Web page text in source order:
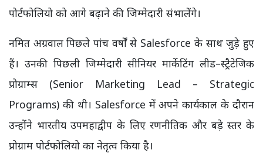
पोर्टफोलियो को आगे बढ़ाने की जिम्मेदारी संभालेंगे।
नमित अग्रवाल पिछले पांच वर्षों से Salesforce के साथ जुड़े हुए
हैं। उनकी पिछली जिम्मेदारी सीनियर मार्केटिंग लीड–स्ट्रैटेजिक
प्रोग्राम्स (Senior Marketing Lead – Strategic
Programs) की थी। Salesforce में अपने कार्यकाल के दौरान
उन्होंने भारतीय उपमहाद्वीप के लिए रणनीतिक और बड़े स्तर के
प्रोग्राम पोर्टफोलियो का नेतृत्व किया है।